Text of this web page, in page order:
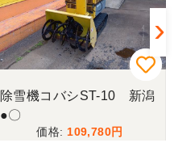
除雪機コバシST-10 新潟
●〇
109,780